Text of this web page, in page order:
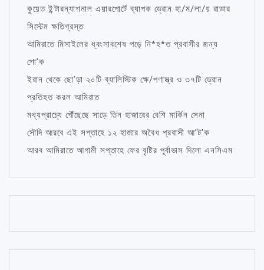
কুয়েত ইন্টারন্যাশনাল এয়ারপোর্টে ব্যাপক ড্রোন হা/ম/লা/য় রাডার
সিস্টেম ক্ষতিগ্রস্ত
আমিরাতে মিসাইলের ধ্বংসাবশেষ পড়ে নি*হ*ত প্রবাসীর জন্য
শো’ক
ইরান থেকে ছো’ড়া ২০টি ব্যালিস্টিক ক্ষে/পণাস্ত্র ও ৩৭টি ড্রোন
প্রতিহত করল আমিরাত
মধ্যপ্রাচ্যে পৌঁছেছে সাড়ে তিন হাজারের বেশি মার্কিন সেনা
সৌদি আরবে এই সপ্তাহে ১২ হাজার অবৈধ প্রবাসী আ’ট’ক
আরব আমিরাতে আগামী সপ্তাহে ফের বৃষ্টির পূর্বাভাস দিলো এনসিএম